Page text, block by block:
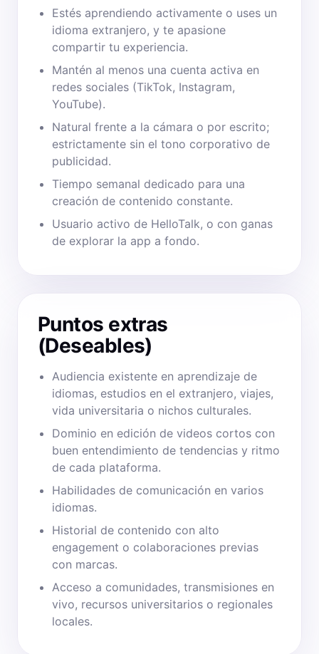
Estés aprendiendo activamente o uses un
idioma extranjero, y te apasione
compartir tu experiencia.
Mantén al menos una cuenta activa en
redes sociales (TikTok, Instagram,
YouTube).
Natural frente a la cámara o por escrito;
estrictamente sin el tono corporativo de
publicidad.
Tiempo semanal dedicado para una
creación de contenido constante.
Usuario activo de HelloTalk, o con ganas
de explorar la app a fondo.
Puntos extras
(Deseables)
Audiencia existente en aprendizaje de
idiomas, estudios en el extranjero, viajes,
vida universitaria o nichos culturales.
Dominio en edición de videos cortos con
buen entendimiento de tendencias y ritmo
de cada plataforma.
Habilidades de comunicación en varios
idiomas.
Historial de contenido con alto
engagement o colaboraciones previas
con marcas.
Acceso a comunidades, transmisiones en
vivo, recursos universitarios o regionales
locales.